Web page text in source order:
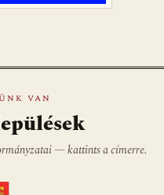
VAN
— kattints a címerre.